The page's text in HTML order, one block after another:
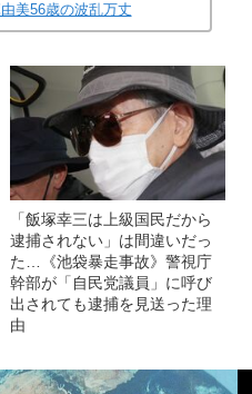
美56歳の波乱万丈
「飯塚幸三は上級国民だから
逮捕されない」は間違いだっ
た…《池袋暴走事故》警視庁
幹部が「自民党議員」に呼び
出されても逮捕を見送った理
由